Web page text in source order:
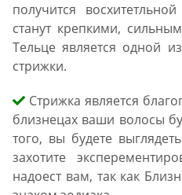
получится
станут крепкими,
Тельце является одной
стрижки.
Стрижка является
близнецах ваши волосы
того, вы будете
захотите
надоест вам, так как